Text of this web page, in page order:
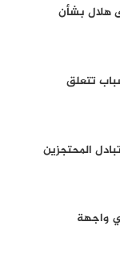
هلال بشأن
تتعلق
المحتجزين
واجهة